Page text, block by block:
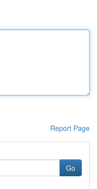
Report Page
Go